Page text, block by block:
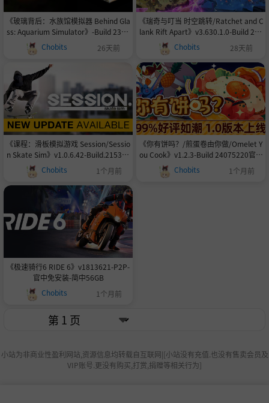
《玻璃背后：水族馆模拟器 Behind Gla
ss: Aquarium Simulator》-Build 2373
8346官中免安装-简中1.6GB
Chobits 26天前
《瑞奇与叮当 时空跳转/Ratchet and C
lank Rift Apart》v3.630.1.0-Build 239
87138官中免安装-简中|支持键鼠|容量3
8.5GB
Chobits 28天前
《课程：滑板模拟游戏 Session/Sessio
n Skate Sim》v1.0.6.42-Build.215319
80|官方简体中文|支持手柄16.9GB
Chobits 1个月前
《你有饼吗？/煎蛋卷由你做/Omelet Y
ou Cook》v1.2.3-Build 24075220官中
免安装-简中556.3MB
Chobits 1个月前
《极速骑行6 RIDE 6》v1813621-P2P-
官中免安装-简中56GB
Chobits
1个月前
小站为非商业性盈利网站,资源信息均转载自互联网|[小站没有充值.也没有售卖会员及
VIP账号.更没有购买,打赏,捐赠等相关行为]